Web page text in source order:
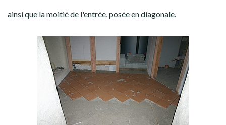
ainsi que la moitié de l'entrée, posée en diagonale.